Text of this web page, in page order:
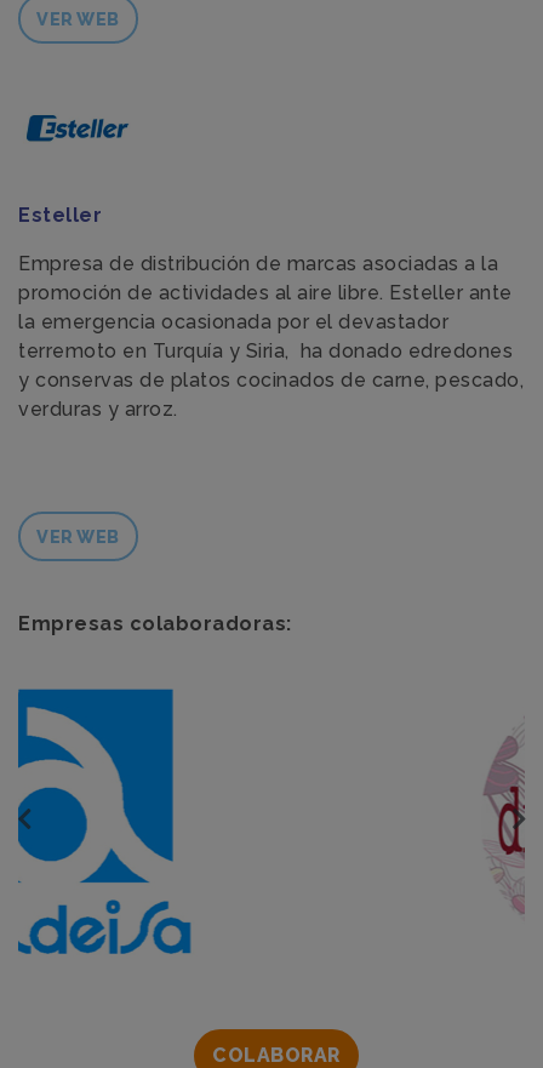
VER WEB
Esteller
Empresa de distribución de marcas asociadas a la
promoción de actividades al aire libre. Esteller ante
la emergencia ocasionada por el devastador
terremoto en Turquía y Siria, ha donado edredones
y conservas de platos cocinados de carne, pescado,
verduras y arroz.
VER WEB
Empresas colaboradoras:
COLABORAR